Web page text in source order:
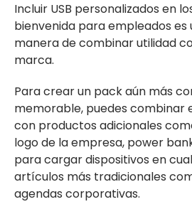
Incluir USB personalizados en
bienvenida para empleados es
manera de combinar utilidad
marca.
Para crear un pack aún más
memorable, puedes combinar
con productos adicionales
logo de la empresa, power
para cargar dispositivos en
artículos más tradicionales
agendas corporativas.